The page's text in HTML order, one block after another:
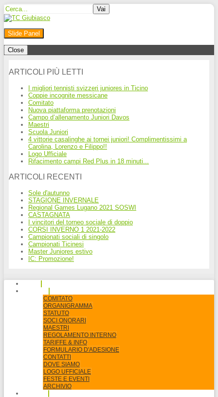
Slide Panel
Close
ARTICOLI PIÙ LETTI
I migliori tennisti svizzeri juniores in Ticino
Coppie incognite messicane
Comitato
Nuova piattaforma prenotazioni
Campo d’allenamento Juniori Davos
Maestri
Scuola Juniori
4 vittorie casalinghe ai tornei juniori! Complimentissimi a
Carolina, Lorenzo e Filippo!!
Logo Ufficiale
Rifacimento campi Red Plus in 18 minuti...
ARTICOLI RECENTI
Sole d'autunno
STAGIONE INVERNALE
Regional Games Lugano 2021 SOSWI
CASTAGNATA
I vincitori del torneo sociale di doppio
CORSI INVERNO 1 2021-2022
Campionati sociali di singolo
Campionati Ticinesi
Master Juniores estivo
IC: Promozione!
COMITATO
ORGANIGRAMMA
STATUTO
SOCI ONORARI
MAESTRI
REGOLAMENTO INTERNO
TARIFFE & INFO
FORMULARIO D'ADESIONE
CONTATTI
DOVE SIAMO
LOGO UFFICIALE
FESTE E EVENTI
ARCHIVIO